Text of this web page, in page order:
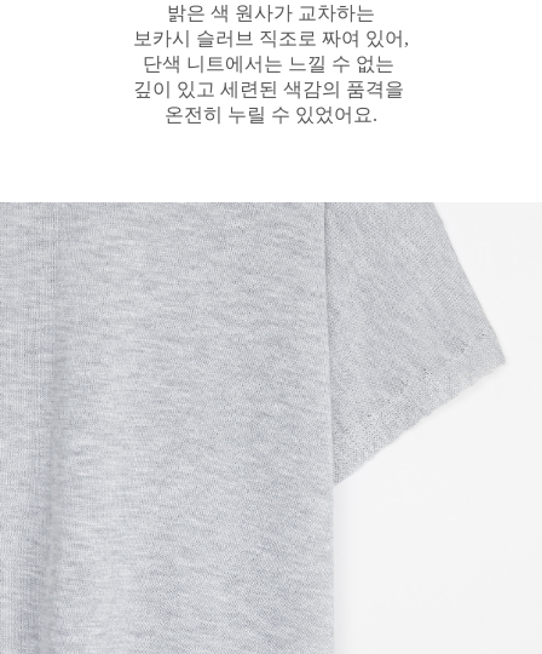
밝은 색 원사가 교차하는
보카시 슬러브 직조로 짜여 있어,
단색 니트에서는 느낄 수 없는
깊이 있고 세련된 색감의 품격을
온전히 누릴 수 있었어요.